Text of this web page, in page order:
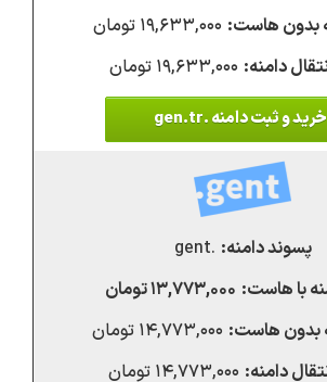
۱۹,۶۳۳,۰۰۰ تومان
۱۹,۶۳۳,۰۰۰ تومان
خرید و ثبت دامنه .gen.tr
.gent
۱۳,۷۷۳,۰۰۰ تومان
۱۴,۷۷۳,۰۰۰ تومان
۱۴,۷۷۳,۰۰۰ تومان